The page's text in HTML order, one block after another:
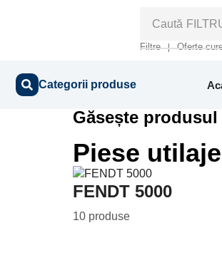
Caută
Filtre ❘ Oferte
Categorii produse
Găsește
Piese utilaje
FENDT 5000
10 produse